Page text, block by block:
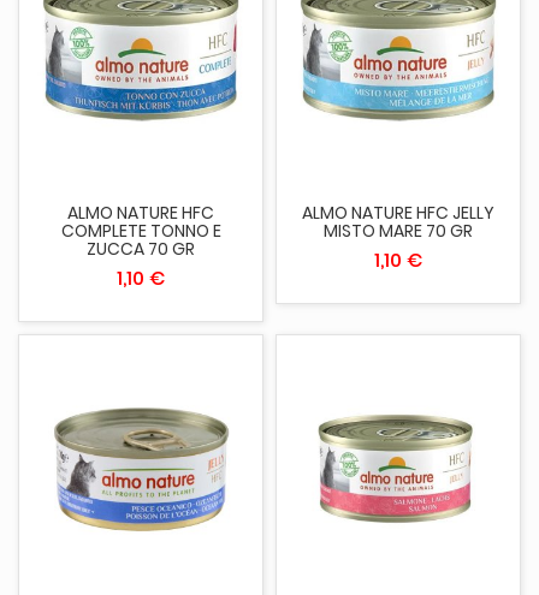
ALMO NATURE HFC
COMPLETE TONNO E
ZUCCA 70 GR
1,10 €
ALMO NATURE HFC JELLY
MISTO MARE 70 GR
1,10 €